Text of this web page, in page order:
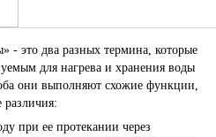
- это два разных термина, которые
для нагрева и хранения воды
они выполняют схожие функции,
при ее протекании через